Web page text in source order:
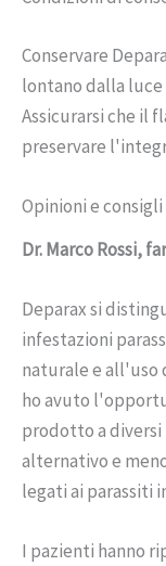
Conservare
lontano dalla
Assicurarsi che il
preservare
Opinioni e
Dr. Marco Rossi,
Deparax si
infestazioni
naturale e all'uso
ho avuto
prodotto a diversi
alternativo e
legati ai parassiti
I pazienti hanno